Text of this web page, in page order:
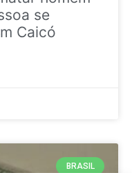
se
Caicó
BRASIL